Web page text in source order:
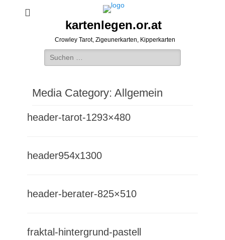
kartenlegen.or.at
Crowley Tarot, Zigeunerkarten, Kipperkarten
Suchen
nach:
Media Category: Allgemein
header-tarot-1293×480
header954x1300
header-berater-825×510
fraktal-hintergrund-pastell